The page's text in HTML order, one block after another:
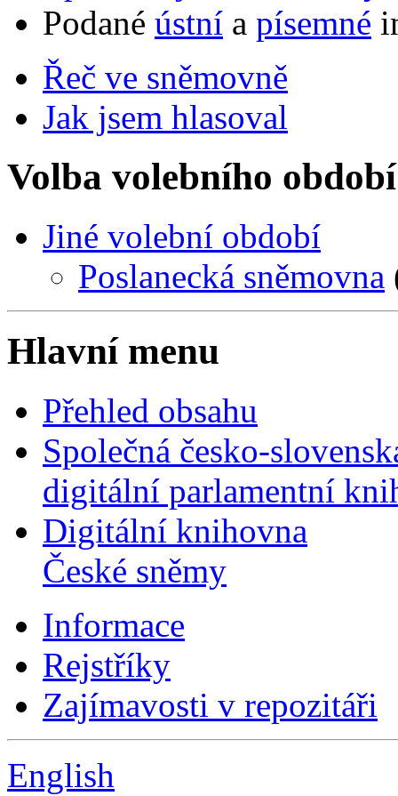
Podané ústní a písemné
Řeč ve sněmovně
Jak jsem hlasoval
Volba volebního období
Jiné volební období
Poslanecká sněmovna
Hlavní menu
Přehled obsahu
Společná česko-
digitální parlamentní
Digitální knihovna
České sněmy
Informace
Rejstříky
Zajímavosti v repozitáři
English